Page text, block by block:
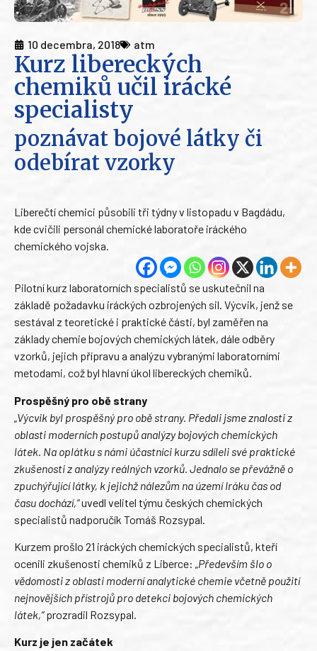
10 decembra, 2018 atm
Kurz libereckých
chemiků učil irácké
specialisty
poznávat bojové látky či
odebírat vzorky
Liberečtí chemici působili tři týdny v listopadu v Bagdádu,
kde cvičili personál chemické laboratoře iráckého
chemického vojska.
Pilotní kurz laboratorních specialistů se uskutečnil na
základě požadavku iráckých ozbrojených sil. Výcvik, jenž se
sestával z teoretické i praktické části, byl zaměřen na
základy chemie bojových chemických látek, dále odběry
vzorků, jejich přípravu a analýzu vybranými laboratorními
metodami, což byl hlavní úkol libereckých chemiků.
Prospěšný pro obě strany
„Výcvik byl prospěšný pro obě strany. Předali jsme znalosti z
oblasti moderních postupů analýzy bojových chemických
látek. Na oplátku s námi účastníci kurzu sdíleli své praktické
zkušenosti z analýzy reálných vzorků. Jednalo se převážně o
zpuchýřující látky, k jejichž nálezům na území Iráku čas od
času dochází,“uvedl velitel týmu českých chemických
specialistů nadporučík Tomáš Rozsypal.
Kurzem prošlo 21 iráckých chemických specialistů, kteří
ocenili zkušenosti chemiků z Liberce: „Především šlo o
vědomosti z oblasti moderní analytické chemie včetně použití
nejnovějších přístrojů pro detekci bojových chemických
látek,“prozradil Rozsypal.
Kurz je jen začátek